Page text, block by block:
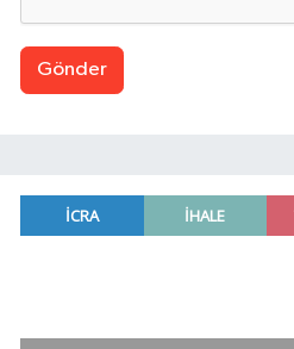
Gönder